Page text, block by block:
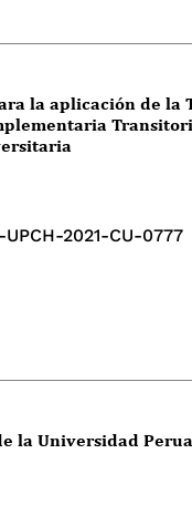
la aplicación de la
UPCH-2021-CU-0777
la Universidad